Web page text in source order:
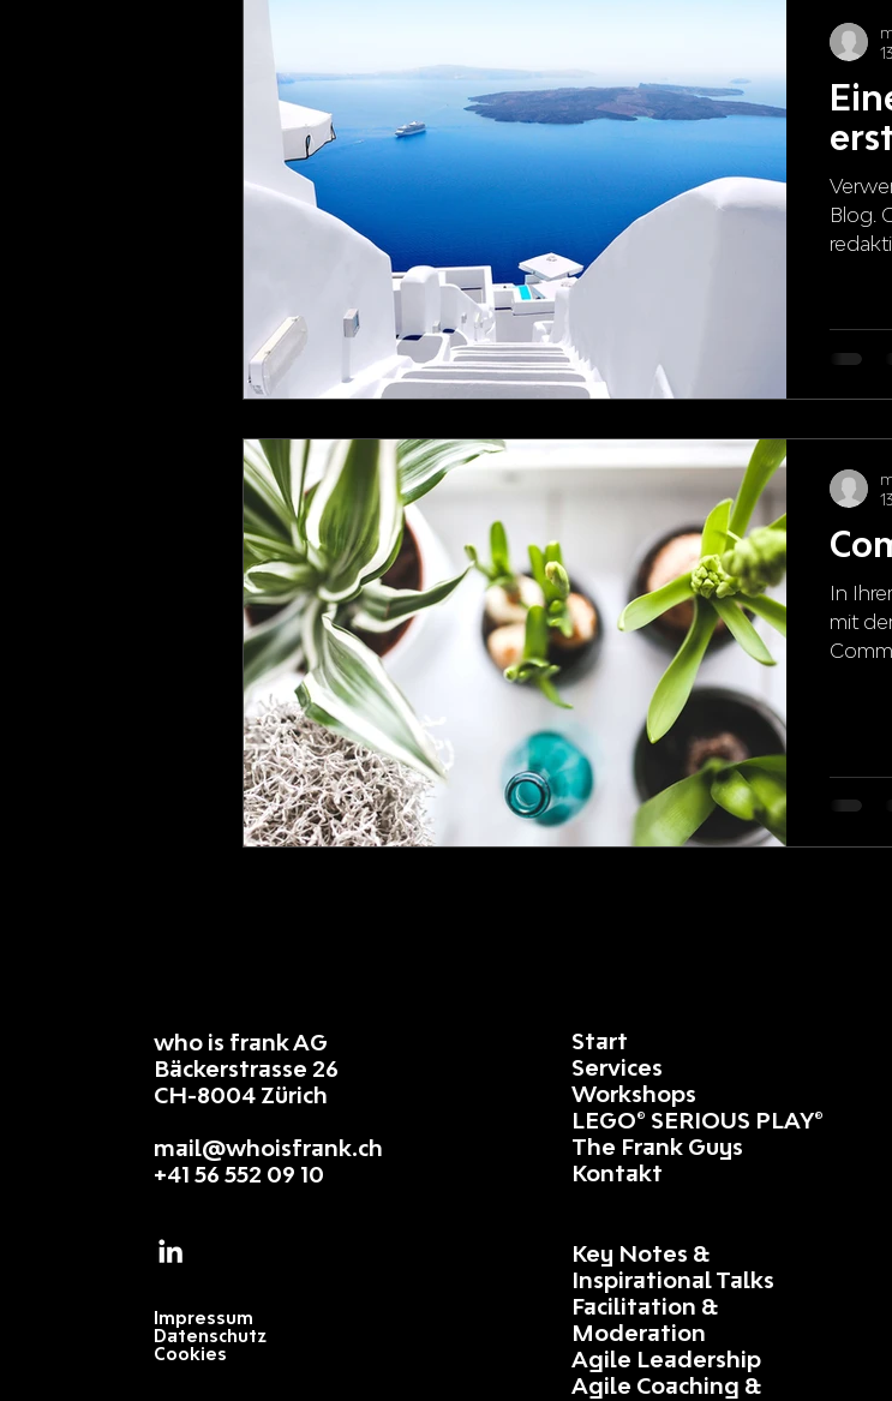
Blog.
In
mit
who is frank AG
Bäckerstrasse 26
CH-8004 Zürich
mail@whoisfrank.ch
+41 56 552 09 10
Impressum
Datenschutz
Cookies
Start
Services
Workshops
LEGO® SERIOUS PLAY®
The Frank Guys
Kontakt
Key Notes &
Inspirational Talks
Facilitation &
Moderation
Agile Leadership
Agile Coaching &